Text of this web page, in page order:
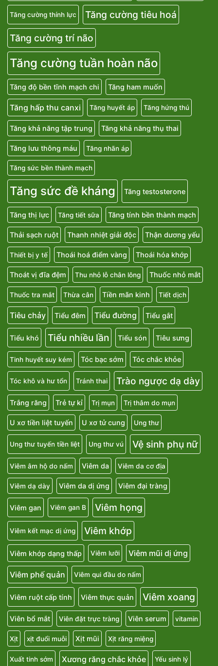
Tăng cường thính lực
Tăng cường tiêu hoá
Tăng cường trí não
Tăng cường tuần hoàn não
Tăng độ bền tĩnh mạch chi Tăng ham muốn
Tăng hấp thu canxi Tăng huyết áp Tăng hứng thú
Tăng khả năng tập trung Tăng khả năng thụ thai
Tăng lưu thông máu Tăng nhãn áp
Tăng sức bền thành mạch
Tăng sức đề kháng Tăng testosterone
Tăng thị lực Tăng tiết sữa Tăng tính bền thành mạch
Thải sạch ruột Thanh nhiệt giải độc Thận dương yếu
Thiết bị y tế Thoái hoá điểm vàng Thoái hóa khớp
Thoát vị đĩa đệm Thu nhỏ lỗ chân lông Thuốc nhỏ mắt
Thuốc tra mắt Thừa cân Tiền mãn kinh Tiết dịch
Tiêu chảy Tiểu đêm Tiểu đường Tiểu gắt
Tiểu khó Tiểu nhiều lần Tiểu són Tiêu sưng
Tinh huyết suy kém Tóc bạc sớm Tóc chắc khỏe
Tóc khô và hư tổn Tránh thai Trào ngược dạ dày
Trắng răng Trẻ tự kỉ Trị mụn Trị thâm do mụn
U xơ tiền liệt tuyến U xơ tử cung Ung thư
Ung thư tuyến tiền liệt Ung thư vú Vệ sinh phụ nữ
Viêm âm hộ do nấm Viêm da Viêm da cơ địa
Viêm dạ dày Viêm da dị ứng Viêm đại tràng
Viêm gan Viêm gan B Viêm họng
Viêm kết mạc dị ứng Viêm khớp
Viêm khớp dạng thấp Viêm lưỡi Viêm mũi dị ứng
Viêm phế quản Viêm qui đầu do nấm
Viêm ruột cấp tính Viêm thực quản Viêm xoang
Viên bổ mắt Viên đặt trực tràng Viên serum vitamin
Xịt xịt đuổi muỗi Xịt mũi Xịt răng miệng
Xuất tinh sớm Xương răng chắc khỏe Yếu sinh lý